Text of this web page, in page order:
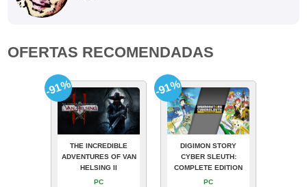
OFERTAS RECOMENDADAS
THE INCREDIBLE
ADVENTURES OF VAN
HELSING II
PC
-91%
DIGIMON STORY
CYBER SLEUTH:
COMPLETE EDITION
PC
-91%